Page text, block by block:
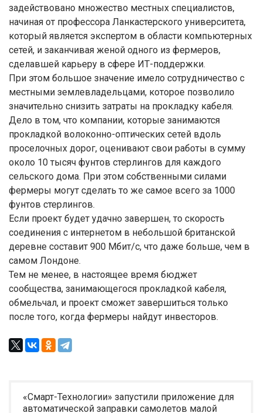
задействовано множество местных специалистов,
начиная от профессора Ланкастерского университета,
который является экспертом в области компьютерных
сетей, и заканчивая женой одного из фермеров,
сделавшей карьеру в сфере ИТ-поддержки.
При этом большое значение имело сотрудничество с
местными землевладельцами, которое позволило
значительно снизить затраты на прокладку кабеля.
Дело в том, что компании, которые занимаются
прокладкой волоконно-оптических сетей вдоль
проселочных дорог, оценивают свои работы в сумму
около 10 тысяч фунтов стерлингов для каждого
сельского дома. При этом собственными силами
фермеры могут сделать то же самое всего за 1000
фунтов стерлингов.
Если проект будет удачно завершен, то скорость
соединения с интернетом в небольшой британской
деревне составит 900 Мбит/с, что даже больше, чем в
самом Лондоне.
Тем не менее, в настоящее время бюджет
сообщества, занимающегося прокладкой кабеля,
обмельчал, и проект сможет завершиться только
после того, когда фермеры найдут инвесторов.
«Смарт-Технологии» запустили приложение для
автоматической заправки самолетов малой